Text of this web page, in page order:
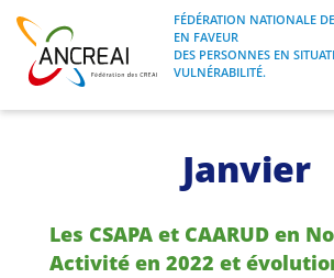
Skip
content
ANCREAI
FÉDÉRATION
FAVEUR DES
FÉDÉRATION NATIONALE
EN FAVEUR
DES PERSONNES EN
VULNÉRABILITÉ.
Journées nationales
Janvier
Les CSAPA et CAARUD en
Activité en 2022 et